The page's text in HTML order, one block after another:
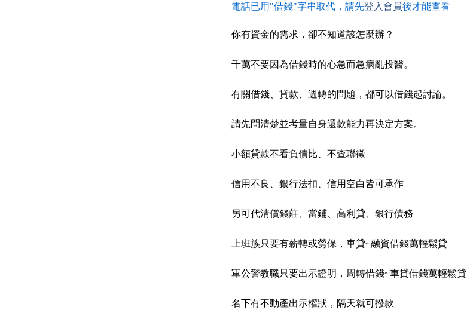
電話已用"借錢"字串取代，請先登入會員後才能查看
你有資金的需求，卻不知道該怎麼辦？
千萬不要因為借錢時的心急而急病亂投醫。
有關借錢、貸款、週轉的問題，都可以借錢起討論。
請先問清楚並考量自身還款能力再決定方案。
小額貸款不看負債比、不查聯徵
信用不良、銀行法扣、信用空白皆可承作
另可代清償錢莊、當鋪、高利貸、銀行債務
上班族只要有薪轉或勞保，車貸~融資借錢萬輕鬆貸
軍公警教職只要出示證明，周轉借錢~車貸借錢萬輕鬆貸
名下有不動產出示權狀，隔天就可撥款